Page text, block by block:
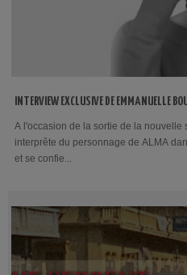
INTERVIEW EXCLUSIVE DE EMMANUELLE
CHORÉGRAPHE…
A l'occasion de la sortie de la
interprête du personnage de ALMA
et se confie...